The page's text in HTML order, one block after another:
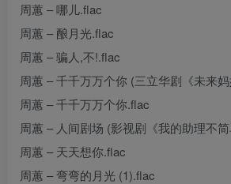
周蕙 – 哪儿.flac
周蕙 – 酿月光.flac
周蕙 – 骗人,不!.flac
周蕙 – 千千万万个你 (三立华剧《未来
周蕙 – 千千万万个你.flac
周蕙 – 人间剧场 (影视剧《我的助理不
周蕙 – 天天想你.flac
周蕙 – 弯弯的月光 (1).flac